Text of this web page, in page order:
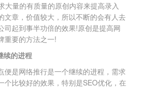
大量的有质量的原创内容来提高录入
文章，价值较大，所以不断的会有人去
司起到事半功倍的效果!原创是提高网
重要的方法之一!
续的进程
便是网络推行是一个继续的进程，需求
个比较好的效果，特别是SEO优化，在